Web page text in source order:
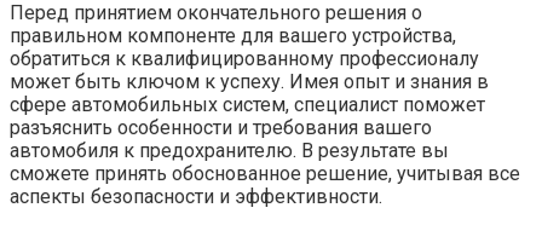
Перед принятием окончательного решения о
правильном компоненте для вашего устройства,
обратиться к квалифицированному профессионалу
может быть ключом к успеху. Имея опыт и знания в
сфере автомобильных систем, специалист поможет
разъяснить особенности и требования вашего
автомобиля к предохранителю. В результате вы
сможете принять обоснованное решение, учитывая все
аспекты безопасности и эффективности.